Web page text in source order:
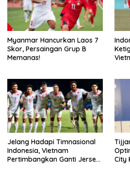
Myanmar Hancurkan Laos 7
Skor, Persaingan Grup B
Memanas!
Jelang Hadapi Timnasional
Indonesia, Vietnam
Pertimbangkan Ganti Jersey
City